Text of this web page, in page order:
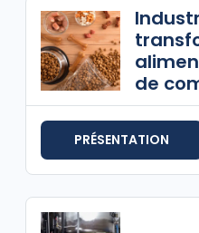
de
PRÉSENTATION